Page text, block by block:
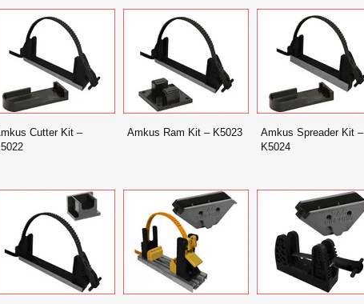
Cutter Kit –
Amkus Ram Kit – K5023
Amkus Spreader Kit –
K5024